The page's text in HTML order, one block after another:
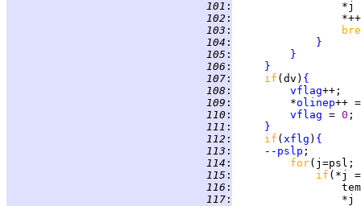
101 :
102 :
                 *++
103 :
104 :
}
105 :
}
106 :
}
107 : if (dv) {
108 : vflag
109 :
         *
olinep++
110 : vflag = 0
111 :
}
112 : if ( xflg ) {
113 :
     --
pslp
114 : for(j=psl;
115 : if (*j
116 :
117 :
*j